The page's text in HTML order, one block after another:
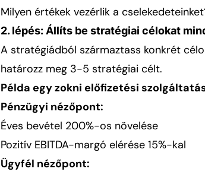
Milyen értékek vezérlik a
2. lépés: Állíts be stratégiai célokat
A stratégiádból származtass konkrét
határozz meg 3-5 stratégiai célt.
Példa egy zokni előfizetési
Pénzügyi nézőpont:
Éves bevétel 200%-os növelése
Pozitív EBITDA-margó elérése 15%-kal
Ügyfél nézőpont: